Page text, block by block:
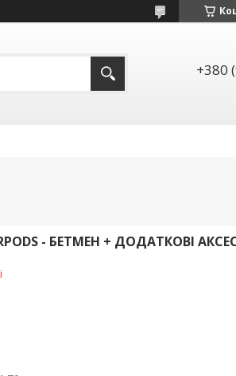
+380
- БЕТМЕН + ДОДАТКОВІ